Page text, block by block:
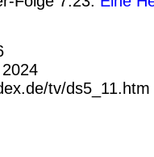
tv/ds5_11.htm